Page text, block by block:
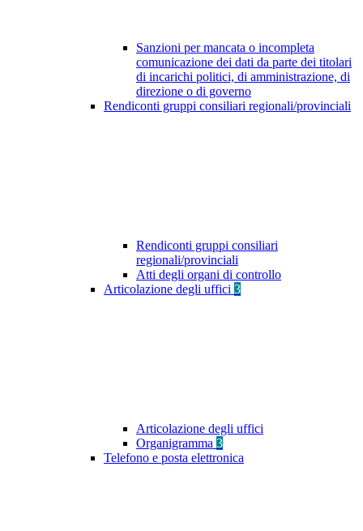
Sanzioni per mancata o incompleta
comunicazione dei dati da parte dei titolari
di incarichi politici, di amministrazione, di
direzione o di governo
Rendiconti gruppi consiliari regionali/provinciali
Rendiconti gruppi consiliari
regionali/provinciali
Atti degli organi di controllo
Articolazione degli uffici 3
Articolazione degli uffici
Organigramma 3
Telefono e posta elettronica